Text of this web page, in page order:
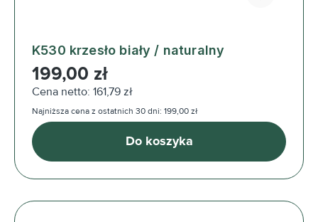
K530 krzesło biały / naturalny
Cena regularna:
199,00 zł
Cena netto: 161,79 zł
Najniższa cena z ostatnich 30 dni: 199,00 zł
Do koszyka